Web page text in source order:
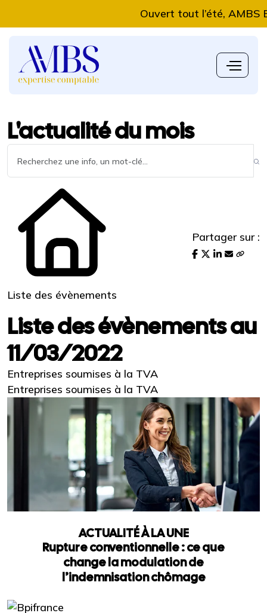
Ouvert tout l’été, AMBS
L'actualité du mois
Liste des évènements
Partager sur :
Liste des évènements au
11/03/2022
Entreprises soumises à la TVA
Entreprises soumises à la TVA
ACTUALITÉ À LA UNE
Rupture conventionnelle : ce que
change la modulation de
l’indemnisation chômage